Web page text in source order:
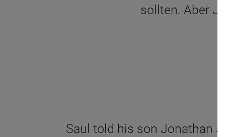
sollten. Aber
Saul told his son Jonathan